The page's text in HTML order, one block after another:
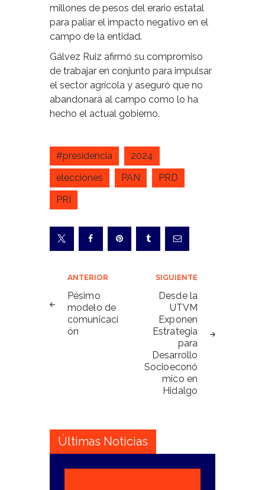
millones de pesos del erario estatal
para paliar el impacto negativo en el
campo de la entidad.
Gálvez Ruiz afirmó su compromiso
de trabajar en conjunto para impulsar
el sector agrícola y aseguró que no
abandonará al campo como lo ha
hecho el actual gobierno.
#presidencia
2024
elecciones
PAN
PRD
PRI
Navegación
de
entradas
ANTERIOR
Pésimo
modelo de
comunicaci
ón
SIGUIENTE
Desde la
UTVM
Exponen
Estrategia
para
Desarrollo
Socioeconó
mico en
Hidalgo
Últimas Noticias